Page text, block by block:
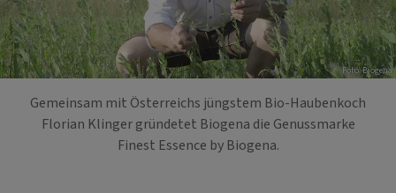
Foto: Biogena
Gemeinsam mit Österreichs jüngstem Bio-Haubenkoch
Florian Klinger gründetet Biogena die Genussmarke
Finest Essence by Biogena.